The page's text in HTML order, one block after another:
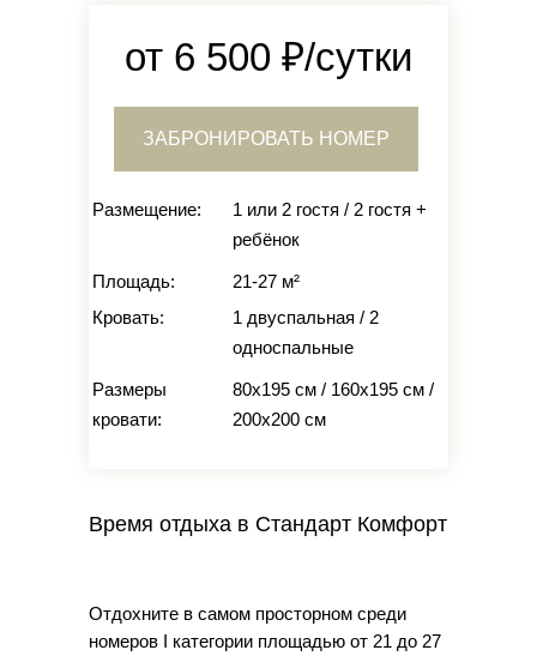
Площадь:
1 или 2 гостя / 2 гостя +
ребёнок
Отдохните в самом просторном среди
номеров I категории площадью от 21 до 27
Время отдыха в Стандарт Комфорт
ЗАБРОНИРОВАТЬ НОМЕР
Размещение:
80х195 см / 160х195 см /
200х200 см
Размеры
кровати:
21-27 м²
Кровать:
1 двуспальная / 2
односпальные
от 6 500 ₽/сутки